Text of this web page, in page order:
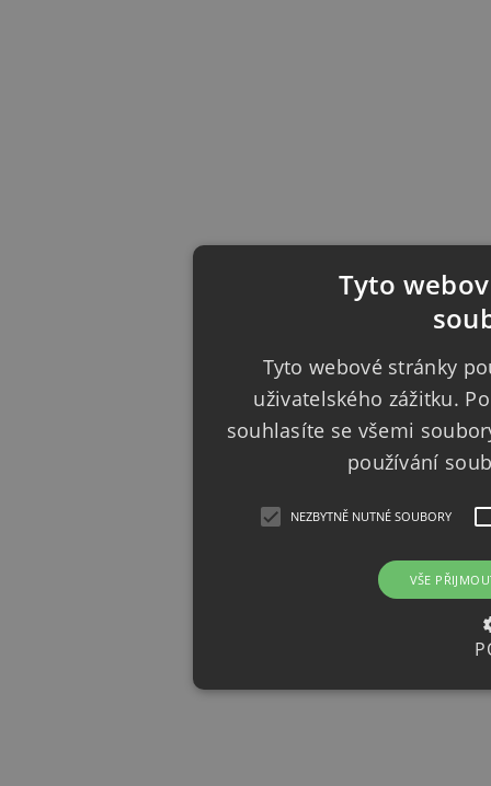
Tyto
Tyto webové stránky
uživatelského zážitku.
souhlasíte se všemi
používání
NEZBYTNĚ NUTNÉ SOUBORY
VŠE